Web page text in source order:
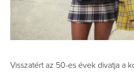
Visszatért az 50-es évek divatja a